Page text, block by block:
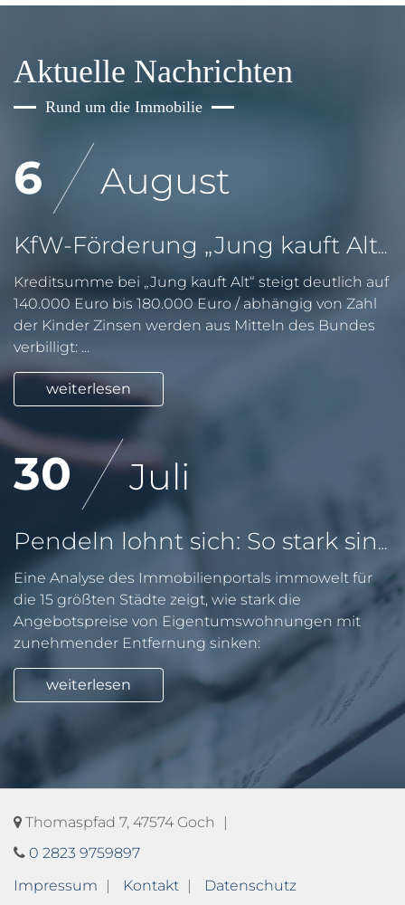
Aktuelle Nachrichten
Rund um die Immobilie
6 August
KfW-Förderung „Jung kauft Alt“: Höhere Kredite ab August 2026
Kreditsumme bei „Jung kauft Alt“ steigt deutlich auf
140.000 Euro bis 180.000 Euro / abhängig von Zahl
der Kinder Zinsen werden aus Mitteln des Bundes
verbilligt: ...
weiterlesen
30 Juli
Pendeln lohnt sich: So stark sinken Wohnungspreise im Umland
Eine Analyse des Immobilienportals immowelt für
die 15 größten Städte zeigt, wie stark die
Angebotspreise von Eigentumswohnungen mit
zunehmender Entfernung sinken:
weiterlesen
Thomaspfad 7, 47574 Goch
0 2823 9759897
Impressum
Kontakt Datenschutz